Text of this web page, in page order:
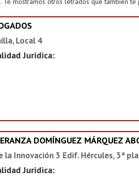
Local 4
Juridica:
DOMÍNGUEZ MÁRQUEZ
la Innovación 3 Edif. Hércules, 3ª
Juridica: